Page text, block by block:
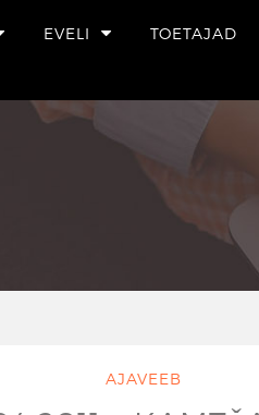
EVELI TOETAJAD
AJAVEEB